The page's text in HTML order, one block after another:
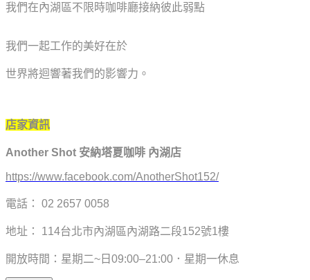
我們在內湖區不限時咖啡廳接納彼此弱點
我們一起工作的美好在於
世界將迴響著我們的影響力。
店家資訊
Another Shot 安納塔夏咖啡 內湖店
https://www.facebook.com/AnotherShot152/
電話： 02 2657 0058
地址： 114台北市內湖區內湖路二段152號1樓
開放時間：星期二~日09:00–21:00．星期一休息